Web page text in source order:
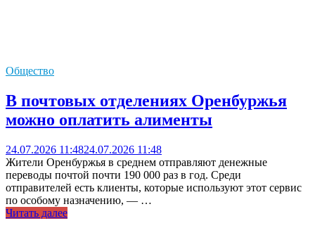
Общество
В почтовых отделениях Оренбуржья
можно оплатить алименты
24.07.2026 11:4824.07.2026 11:48
Жители Оренбуржья в среднем отправляют денежные
переводы почтой почти 190 000 раз в год. Среди
отправителей есть клиенты, которые используют этот сервис
по особому назначению, — …
Читать далее